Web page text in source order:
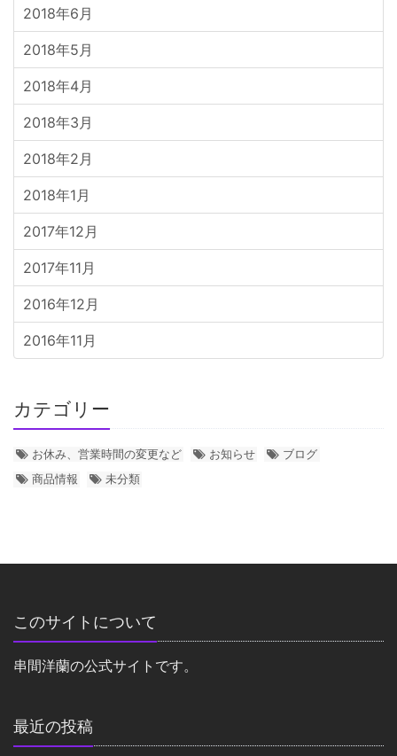
2018年6月
2018年5月
2018年4月
2018年3月
2018年2月
2018年1月
2017年12月
2017年11月
2016年12月
2016年11月
カテゴリー
お休み、営業時間の変更など お知らせ
ブログ
商品情報
未分類
このサイトについて
串間洋蘭の公式サイトです。
最近の投稿